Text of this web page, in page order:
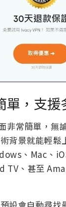
單，支援
非常簡單，無
背景就能輕鬆
、Mac、
TV、甚至